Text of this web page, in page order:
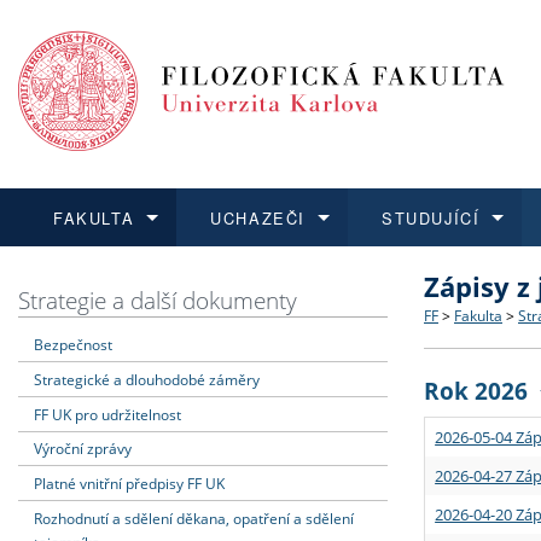
FAKULTA
Dozvědět se více
Struktura
Strategie
Podpora
UCHAZEČI
Podat přihlášku
Co
Učitelské
STUDUJÍCÍ
Dozvědět se více
Rigorózní
Dozvědět se více
O vědě a
Granty a
Dozvědět se více
Aktuální
Strategie a další dokumenty
Bezpečnost
Strategické a dlouhodobé záměry
FF UK pro udržitelnost
Výroční zprávy
Platné vnitřní předpisy FF UK
Rozhodnutí a sdělení děkana, opatření a sdělení
Zápisy
FF > Fakulta >
Rok 2026
2026-05-04
2026-04-27
2026-04-20